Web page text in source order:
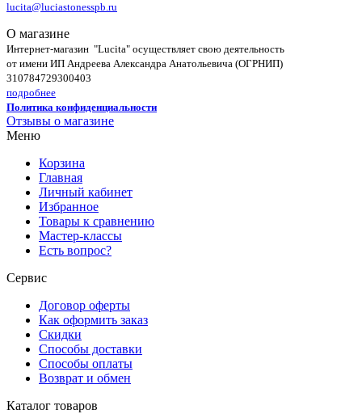
lucita@luciastonesspb.ru
О магазине
Интернет-магазин "Lucita" осуществляет свою деятельность
от имени ИП Андреева Александра Анатольевича (ОГРНИП)
310784729300403
подробнее
Политика конфиденциальности
Отзывы о магазине
Меню
Корзина
Главная
Личный кабинет
Избранное
Товары к сравнению
Мастер-классы
Есть вопрос?
Сервис
Договор оферты
Как оформить заказ
Скидки
Способы доставки
Способы оплаты
Возврат и обмен
Каталог товаров